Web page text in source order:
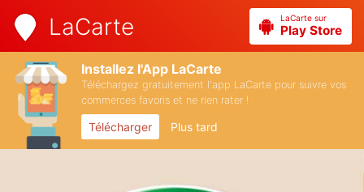
LaCarte LaCarte sur
Play Store
Installez l'App LaCarte
Téléchargez gratuitement l'app LaCarte pour suivre vos
commerces favoris et ne rien rater !
Télécharger Plus tard